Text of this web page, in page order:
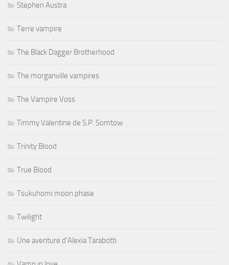
Stephen Austra
Terre vampire
The Black Dagger Brotherhood
The morganville vampires
The Vampire Voss
Timmy Valentine de S.P. Somtow
Trinity Blood
True Blood
Tsukuhomi moon phase
Twilight
Une aventure d'Alexia Tarabotti